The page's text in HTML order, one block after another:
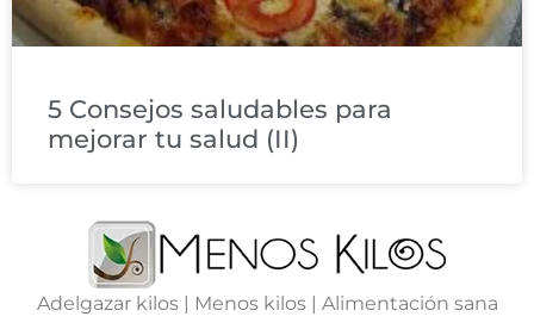
5 Consejos saludables para
mejorar tu salud (II)
Adelgazar kilos | Menos kilos | Alimentación sana